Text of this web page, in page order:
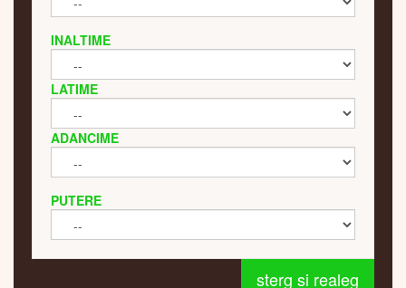
INALTIME
LATIME
ADANCIME
PUTERE
sterg si realeg